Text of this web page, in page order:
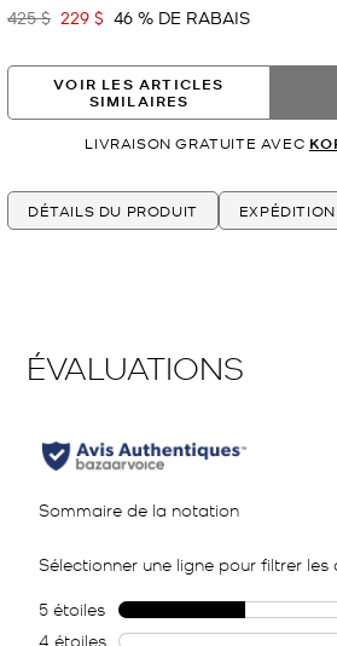
était
425 $ maintenant
229 $ 46 % DE RABAIS
VOIR LES ARTICLES
SIMILAIRES
LIVRAISON GRATUITE AVEC
DÉTAILS DU PRODUIT